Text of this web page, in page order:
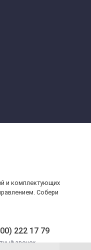
и комплектующих
Собери
222 17 79
звонок